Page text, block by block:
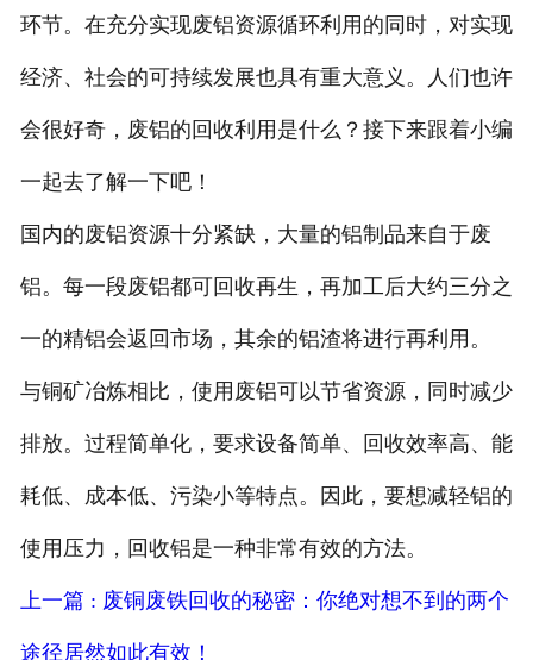
环节。在充分实现废铝资源循环利用的同时，对实现
经济、社会的可持续发展也具有重大意义。人们也许
会很好奇，废铝的回收利用是什么？接下来跟着小编
一起去了解一下吧！
国内的废铝资源十分紧缺，大量的铝制品来自于废
铝。每一段废铝都可回收再生，再加工后大约三分之
一的精铝会返回市场，其余的铝渣将进行再利用。
与铜矿冶炼相比，使用废铝可以节省资源，同时减少
排放。过程简单化，要求设备简单、回收效率高、能
耗低、成本低、污染小等特点。因此，要想减轻铝的
使用压力，回收铝是一种非常有效的方法。
上一篇 : 废铜废铁回收的秘密：你绝对想不到的两个
途径居然如此有效！